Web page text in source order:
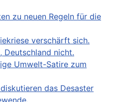
zu neuen Regeln für die
verschärft sich.
Deutschland nicht.
Umwelt-Satire zum
das Desaster